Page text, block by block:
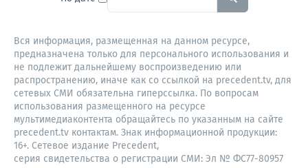
Вся информация, размещенная на данном ресурсе,
предназначена только для персонального использования и
не подлежит дальнейшему воспроизведению или
распространению, иначе как со ссылкой на precedent.tv, для
сетевых СМИ обязательна гиперссылка. По вопросам
использования размещенного на ресурсе
мультимедиаконтента обращайтесь по указанным на сайте
precedent.tv контактам. Знак информационной продукции:
16+. Сетевое издание Precedent,
серия свидетельства о регистрации СМИ: Эл № ФС77-80957